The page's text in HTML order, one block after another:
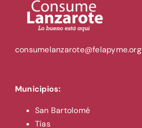
consumelanzarote@felapyme.org
Municipios:
San Bartolomé
Tías